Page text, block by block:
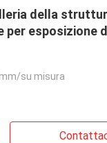
della
per esposizione
su misura